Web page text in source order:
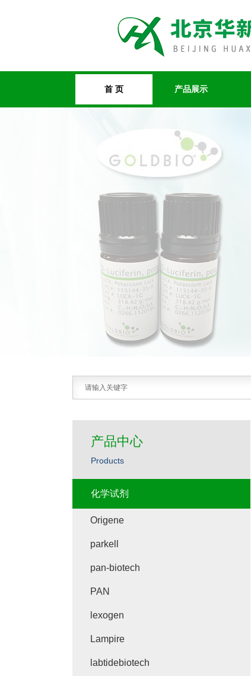
首 页 产品展示
产品中心
Products
化学试剂
Origene
parkell
pan-biotech
PAN
lexogen
Lampire
labtidebiotech